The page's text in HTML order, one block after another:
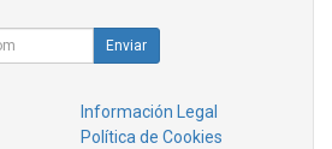
Enviar
Información Legal
Política de Cookies